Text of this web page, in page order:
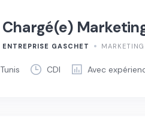
Chargé(e)
ENTREPRISE GASCHET
Tunis CDI Avec